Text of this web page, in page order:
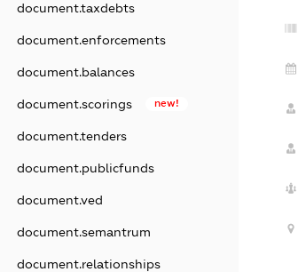
document.taxdebts
document.enforcements
document.balances
document.scorings new!
document.tenders
document.publicfunds
document.ved
document.semantrum
document.relationships